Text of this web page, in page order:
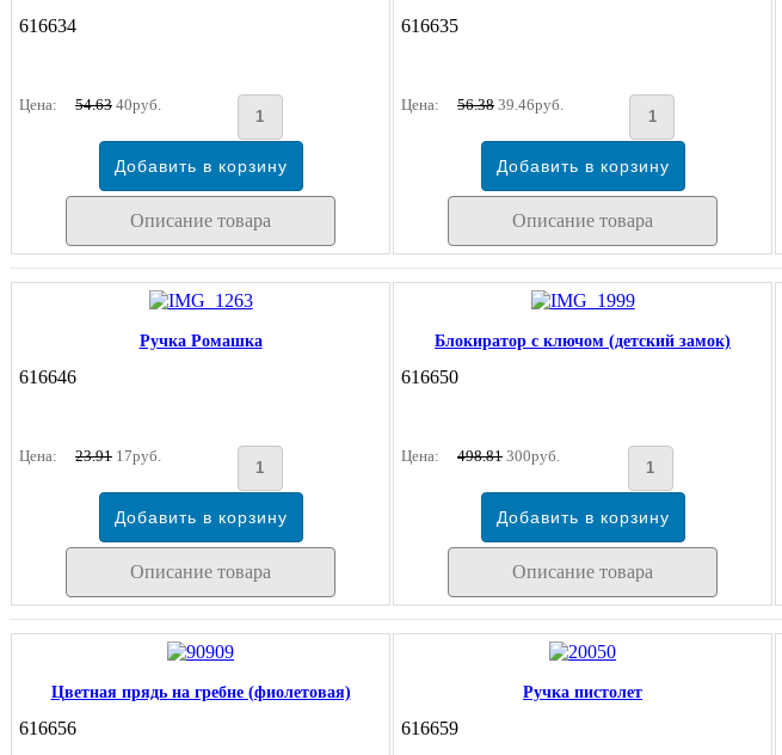
616634
Цена: 54.63 40руб.
Описание товара
616635
Цена: 56.38 39.46руб.
Описание товара
Ручка Ромашка
616646
Цена: 23.91 17руб.
Описание товара
Блокиратор с ключом (детский замок)
616650
Цена: 498.81 300руб.
Описание товара
Цветная прядь на гребне (фиолетовая)
616656
Ручка пистолет
616659